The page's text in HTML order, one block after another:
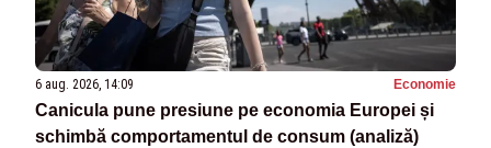
6 aug. 2026, 14:09 Economie
Canicula pune presiune pe economia Europei și
schimbă comportamentul de consum (analiză)